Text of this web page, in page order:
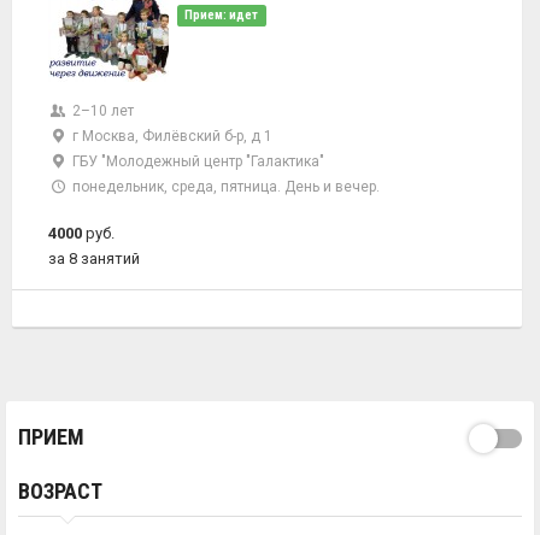
Прием: идет
2–10 лет
г Москва, Филёвский б-р, д 1
ГБУ "Молодежный центр "Галактика"
понедельник, среда, пятница. День и вечер.
4000 руб.
за 8 занятий
ПРИЕМ
ВОЗРАСТ